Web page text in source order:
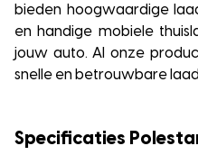
bieden hoogwaardige
en handige mobiele
jouw auto. Al onze
snelle en betrouwbare
Specificaties